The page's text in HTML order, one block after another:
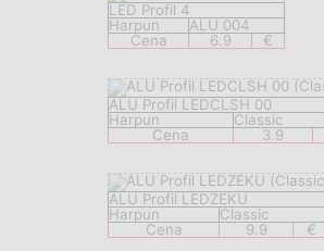
LED Profil 4
Harpun
ALU 004
Cena
6.9 €
ALU Profil LEDCLSH 00
Harpun
Classic
Cena
3.9
ALU Profil LEDZEKU
Harpun
Classic
Cena
9.9 €